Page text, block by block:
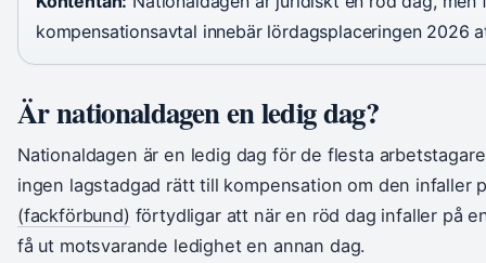
kompensationsavtal innebär lördagsplaceringen 2026
Är nationaldagen en ledig dag?
Nationaldagen är en ledig dag för de flesta
ingen lagstadgad rätt till kompensation om den infaller
(fackförbund) förtydligar att när en röd dag infaller på
få ut motsvarande ledighet en annan dag.